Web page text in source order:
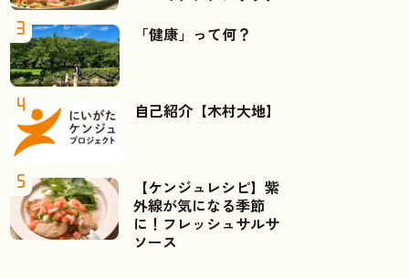
「健康」って何？
自己紹介【木村大地】
【ケンジュレシピ】紫
外線が気になる季節
に！フレッシュサルサ
ソース